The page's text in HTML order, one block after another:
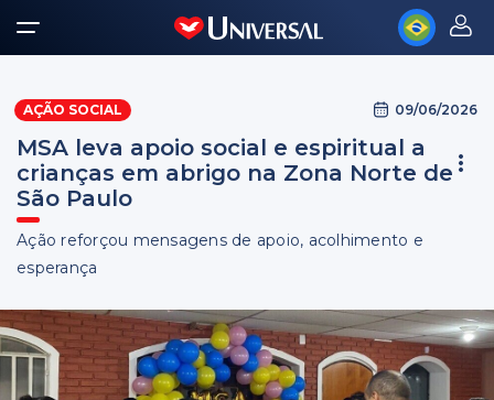
AÇÃO SOCIAL 09/06/2026
MSA leva apoio social e espiritual a
crianças em abrigo na Zona Norte de
São Paulo
Ação reforçou mensagens de apoio, acolhimento e
esperança